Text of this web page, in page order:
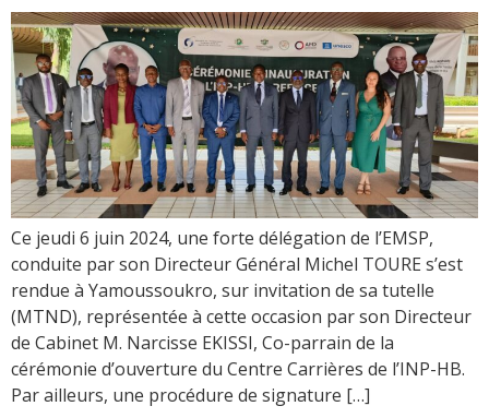
Ce jeudi 6 juin 2024, une forte délégation de l’EMSP,
conduite par son Directeur Général Michel TOURE s’est
rendue à Yamoussoukro, sur invitation de sa tutelle
(MTND), représentée à cette occasion par son Directeur
de Cabinet M. Narcisse EKISSI, Co-parrain de la
cérémonie d’ouverture du Centre Carrières de l’INP-HB.
Par ailleurs, une procédure de signature […]